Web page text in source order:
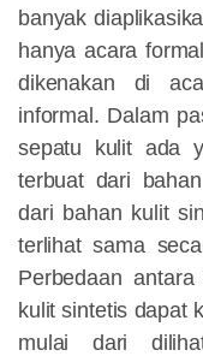
banyak
hanya acara
dikenakan di
informal. Dalam
sepatu kulit ada
terbuat dari
dari bahan kulit
terlihat sama
Perbedaan
kulit sintetis dapat
mulai dari